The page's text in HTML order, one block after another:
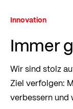
Innovation
Immer
Wir sind stolz
Ziel verfolgen:
verbessern und